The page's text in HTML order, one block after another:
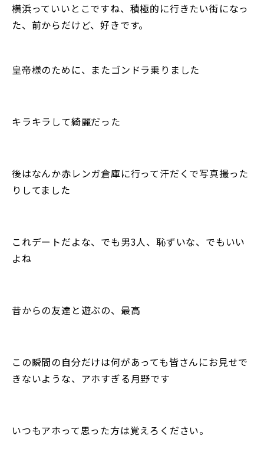
横浜っていいとこですね、積極的に行きたい街になっ
た、前からだけど、好きです。
皇帝様のために、またゴンドラ乗りました
キラキラして綺麗だった
後はなんか赤レンガ倉庫に行って汗だくで写真撮った
りしてました
これデートだよな、でも男3人、恥ずいな、でもいい
よね
昔からの友達と遊ぶの、最高
この瞬間の自分だけは何があっても皆さんにお見せで
きないような、アホすぎる月野です
いつもアホって思った方は覚えろください。